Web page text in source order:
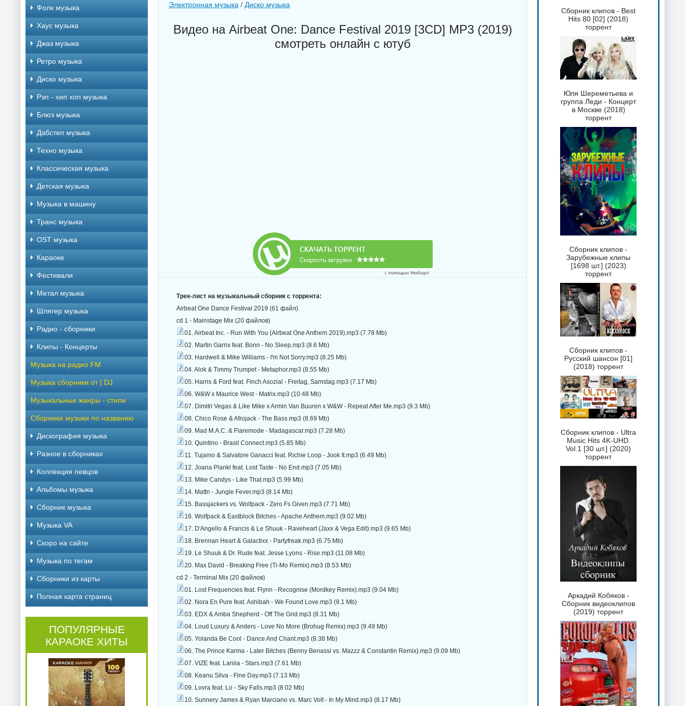
Электронная музыка / Диско музыка
Видео на Airbeat One: Dance Festival 2019 [3CD] MP3 (2019)
смотреть онлайн с ютуб
Трек-лист на музыкальный сборник с торрента:
Airbeat One Dance Festival 2019 (61 файл)
cd 1 - Mainstage Mix (20 файлов)
01. Airbeat Inc. - Run With You (Airbeat One Anthem 2019).mp3 (7.78 Mb)
02. Martin Garrix feat. Bonn - No Sleep.mp3 (8.6 Mb)
03. Hardwell & Mike Williams - I'm Not Sorry.mp3 (8.25 Mb)
04. Alok & Timmy Trumpet - Metaphor.mp3 (8.55 Mb)
05. Harris & Ford feat. Finch Asozial - Freitag, Samstag.mp3 (7.17 Mb)
06. W&W x Maurice West - Matrix.mp3 (10.48 Mb)
07. Dimitri Vegas & Like Mike x Armin Van Buuren x W&W - Repeat After Me.mp3 (9.3 Mb)
08. Chico Rose & Afrojack - The Bass.mp3 (8.69 Mb)
09. Mad M.A.C. & Flaremode - Madagascar.mp3 (7.28 Mb)
10. Quintino - Brasil Connect.mp3 (5.85 Mb)
11. Tujamo & Salvatore Ganacci feat. Richie Loop - Jook It.mp3 (6.49 Mb)
12. Joana Plankl feat. Lost Taste - No End.mp3 (7.05 Mb)
13. Mike Candys - Like That.mp3 (5.99 Mb)
14. Mattn - Jungle Fever.mp3 (8.14 Mb)
15. Bassjackers vs. Wolfpack - Zero Fs Given.mp3 (7.71 Mb)
16. Wolfpack & Eastblock Bitches - Apache Anthem.mp3 (9.02 Mb)
17. D'Angello & Francis & Le Shuuk - Raveheart (Jaxx & Vega Edit).mp3 (9.65 Mb)
18. Brennan Heart & Galactixx - Partyfreak.mp3 (6.75 Mb)
19. Le Shuuk & Dr. Rude feat. Jesse Lyons - Rise.mp3 (11.08 Mb)
20. Max David - Breaking Free (Ti-Mo Remix).mp3 (8.53 Mb)
cd 2 - Terminal Mix (20 файлов)
01. Lost Frequencies feat. Flynn - Recognise (Mordkey Remix).mp3 (9.04 Mb)
02. Nora En Pure feat. Ashibah - We Found Love.mp3 (9.1 Mb)
03. EDX & Amba Shepherd - Off The Grid.mp3 (8.31 Mb)
04. Loud Luxury & Anders - Love No More (Brohug Remix).mp3 (9.49 Mb)
05. Yolanda Be Cool - Dance And Chant.mp3 (8.38 Mb)
06. The Prince Karma - Later Bitches (Benny Benassi vs. Mazzz & Constantin Remix).mp3 (9.09 Mb)
07. VIZE feat. Laniia - Stars.mp3 (7.61 Mb)
08. Keanu Silva - Fine Day.mp3 (7.13 Mb)
09. Lovra feat. Lo - Sky Falls.mp3 (8.02 Mb)
10. Sunnery James & Ryan Marciano vs. Marc Volt - In My Mind.mp3 (8.17 Mb)
Фолк музыка
Хаус музыка
Джаз музыка
Ретро музыка
Диско музыка
Рэп - хип хоп музыка
Блюз музыка
Дабстеп музыка
Техно музыка
Классическая музыка
Детская музыка
Музыка в машину
Транс музыка
OST музыка
Караоке
Фестивали
Метал музыка
Шлягер музыка
Радио - сборники
Клипы - Концерты
Музыка на радио FM
Музыка сборники от | DJ
Музыкальные жанры - стили
Сборники музыки по названию
Дискография музыка
Разное в сборниках
Коллекция певцов
Альбомы музыка
Сборник музыка
Музыка VA
Скоро на сайте
Музыка по тегам
Cборники из карты
Полная карта страниц
ПОПУЛЯРНЫЕ
КАРАОКЕ ХИТЫ
Сборник клипов - Best
Hits 80 [02] (2018)
торрент
Юля Шереметьева и
группа Леди - Концерт
в Москве (2018)
торрент
Сборник клипов -
Зарубежные клипы
[1698 шт.] (2023)
торрент
Сборник клипов -
Русский шансон [01]
(2018) торрент
Сборник клипов - Ultra
Music Hits 4K-UHD.
Vol.1 [30 шт.] (2020)
торрент
Аркадий Кобяков -
Сборник видеоклипов
(2019) торрент